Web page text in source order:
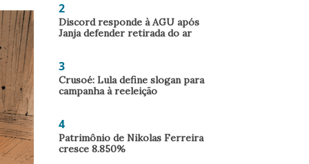
2
Discord responde à AGU após
Janja defender retirada do ar
3
Crusoé: Lula define slogan para
campanha à reeleição
4
Patrimônio de Nikolas Ferreira
cresce 8.850%